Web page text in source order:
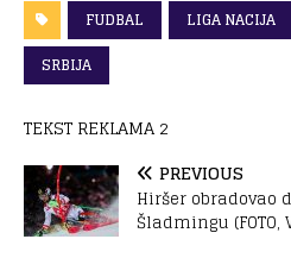
FUDBAL LIGA NACIJA
SRBIJA
TEKST REKLAMA 2
PREVIOUS
Hiršer obradovao
Šladmingu (FOTO,